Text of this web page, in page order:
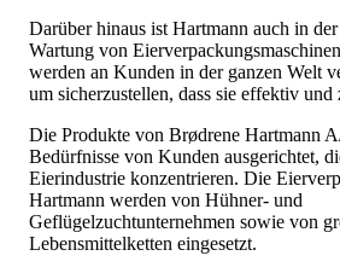
Darüber hinaus ist Hartmann auch in
Wartung von
werden an Kunden in der ganzen Welt
um sicherzustellen, dass sie effektiv und
Die Produkte von Brødrene Hartmann
Bedürfnisse von Kunden ausgerichtet,
Eierindustrie konzentrieren. Die
Hartmann werden von Hühner- und
Geflügelzuchtunternehmen sowie von
Lebensmittelketten eingesetzt.